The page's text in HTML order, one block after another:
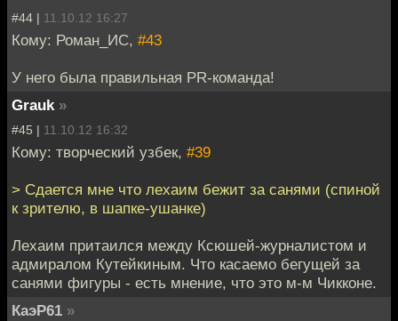
#44 | 11.10.12 16:27
Кому: Роман_ИС, #43
У него была правильная PR-команда!
Grauk »
#45 | 11.10.12 16:32
Кому: творческий узбек, #39
> Сдается мне что лехаим бежит за санями (спиной
к зрителю, в шапке-ушанке)
Лехаим притаился между Ксюшей-журналистом и
адмиралом Кутейкиным. Что касаемо бегущей за
санями фигуры - есть мнение, что это м-м Чикконе.
КаэР61 »